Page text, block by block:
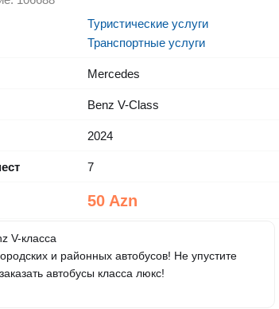
Туристические услуги
Транспортные услуги
Mercedes
Benz V-Class
2024
7
50 Azn
V-класса
и районных автобусов! Не упустите
автобусы класса люкс!